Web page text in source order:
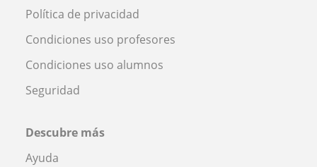
Política de privacidad
Condiciones uso profesores
Condiciones uso alumnos
Seguridad
Descubre más
Ayuda